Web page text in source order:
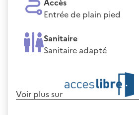
Entrée de plain pied
Sanitaire
Sanitaire adapté
Voir plus sur